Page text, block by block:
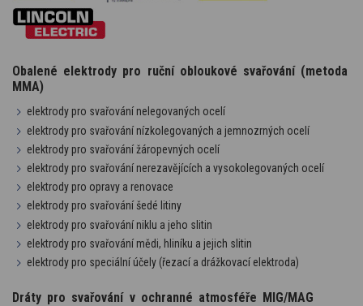
Obalené elektrody pro ruční obloukové svařování (metoda
MMA)
elektrody pro svařování nelegovaných ocelí
elektrody pro svařování nízkolegovaných a jemnozrných ocelí
elektrody pro svařování žáropevných ocelí
elektrody pro svařování nerezavějících a vysokolegovaných ocelí
elektrody pro opravy a renovace
elektrody pro svařování šedé litiny
elektrody pro svařování niklu a jeho slitin
elektrody pro svařování mědi, hliníku a jejich slitin
elektrody pro speciální účely (řezací a drážkovací elektroda)
Dráty pro svařování v ochranné atmosféře MIG/MAG